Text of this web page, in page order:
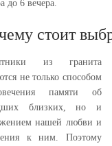
до 6 вечера.
стоит
из гранита
не только способом
памяти об
близких, но и
нашей любви и
к ним. Поэтому